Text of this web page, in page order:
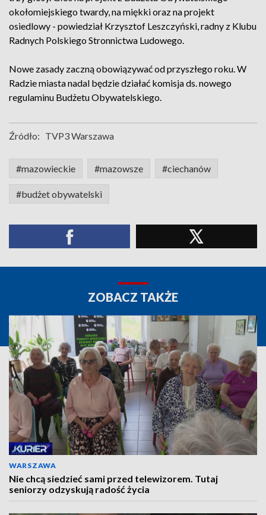
okołomiejskiego twardy, na miękki oraz na projekt
osiedlowy - powiedział Krzysztof Leszczyński, radny z Klubu
Radnych Polskiego Stronnictwa Ludowego.
Nowe zasady zaczną obowiązywać od przyszłego roku. W
Radzie miasta nadal będzie działać komisja ds. nowego
regulaminu Budżetu Obywatelskiego.
Źródło: TVP3 Warszawa
#mazowieckie #mazowsze #ciechanów
#budżet obywatelski
ZOBACZ TAKŻE
WARSZAWA
Nie chcą siedzieć sami przed telewizorem. Tutaj
seniorzy odzyskują radość życia